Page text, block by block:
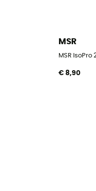
MSR
MSR IsoPro
€ 8,90